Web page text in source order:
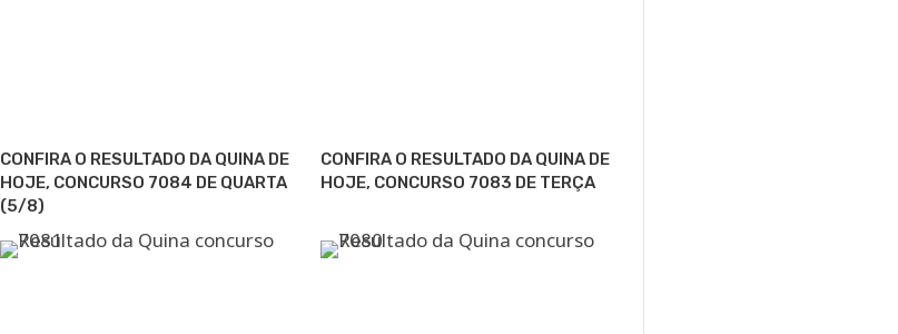
CONFIRA O RESULTADO DA QUINA DE
HOJE, CONCURSO 7084 DE QUARTA
(5/8)
CONFIRA O RESULTADO DA QUINA DE
HOJE, CONCURSO 7083 DE TERÇA